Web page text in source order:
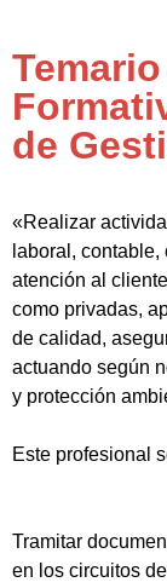
de
«Realizar
laboral,
atención al
como privadas,
de calidad,
actuando según
y protección
Este profesional
Tramitar
en los circuitos